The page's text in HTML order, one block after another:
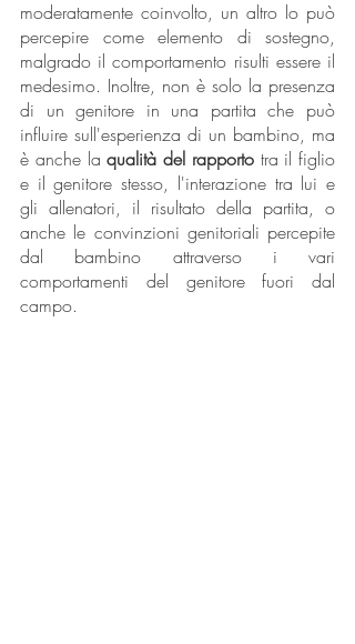
moderatamente coinvolto, un altro lo può
percepire come elemento di sostegno,
malgrado il comportamento risulti essere il
medesimo. Inoltre, non è solo la presenza
di un genitore in una partita che può
influire sull'esperienza di un bambino, ma
è anche la qualità del rapporto tra il figlio
e il genitore stesso, l'interazione tra lui e
gli allenatori, il risultato della partita, o
anche le convinzioni genitoriali percepite
dal bambino attraverso i vari
comportamenti del genitore fuori dal
campo.